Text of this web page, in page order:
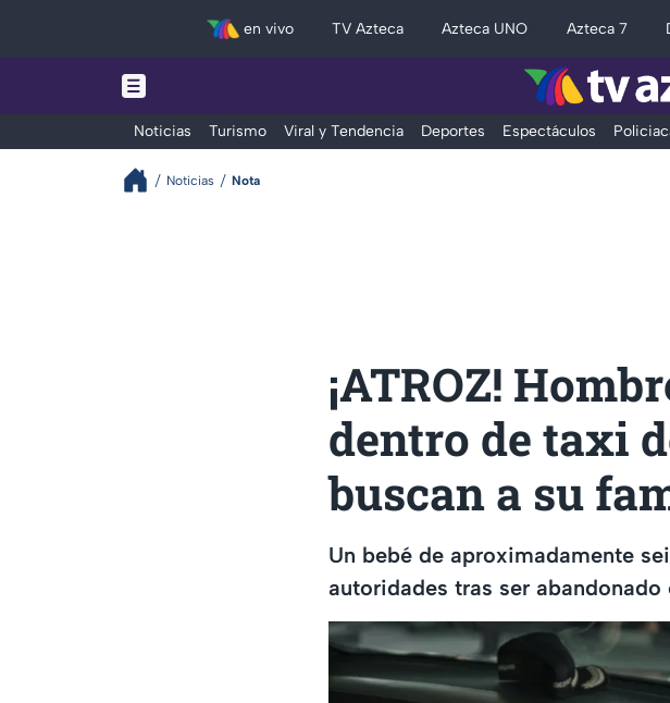
en vivo TV Azteca Azteca UNO Azteca 7
Noticias Turismo Viral y Tendencia Deportes Espectáculos
Noticias Nota
¡ATROZ!
dentro de taxi
buscan a su
Un bebé de aproximadamente
autoridades tras ser